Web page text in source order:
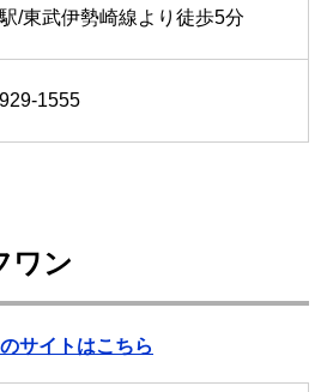
/東武伊勢崎線より徒歩5分
1555
ワン
サイトはこちら